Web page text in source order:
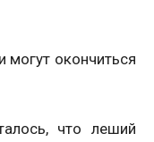
окончиться
что леший